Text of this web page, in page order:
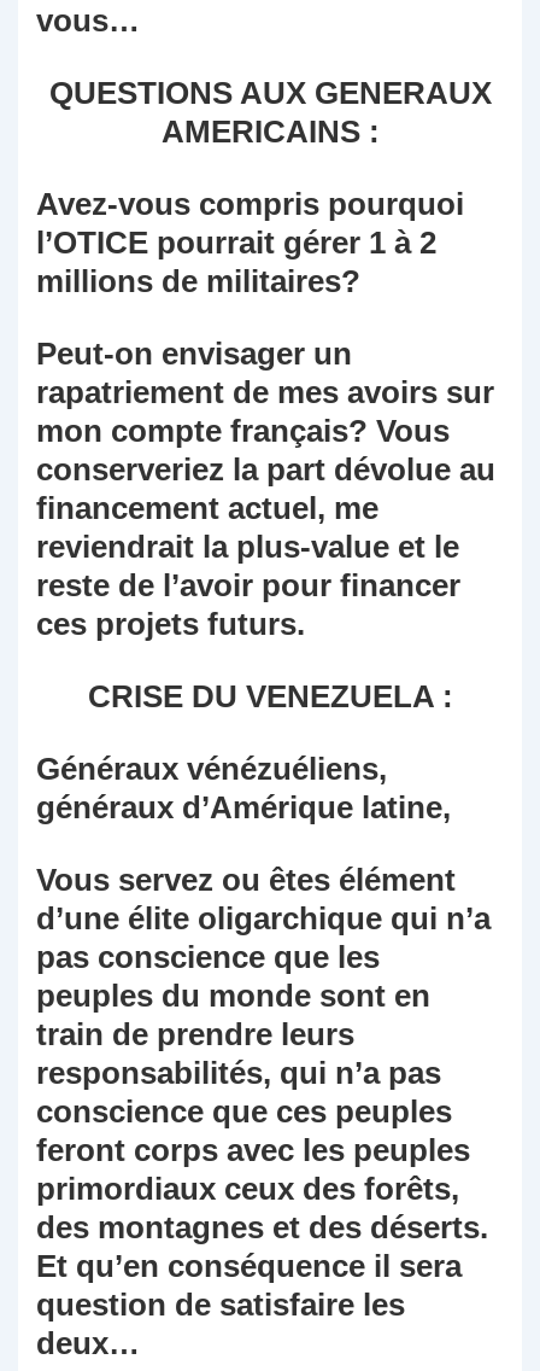
vous…
QUESTIONS AUX GENERAUX
AMERICAINS :
Avez-vous compris pourquoi
l’OTICE pourrait gérer 1 à 2
millions de militaires?
Peut-on envisager un
rapatriement de mes avoirs sur
mon compte français? Vous
conserveriez la part dévolue au
financement actuel, me
reviendrait la plus-value et le
reste de l’avoir pour financer
ces projets futurs.
CRISE DU VENEZUELA :
Généraux vénézuéliens,
généraux d’Amérique latine,
Vous servez ou êtes élément
d’une élite oligarchique qui n’a
pas conscience que les
peuples du monde sont en
train de prendre leurs
responsabilités, qui n’a pas
conscience que ces peuples
feront corps avec les peuples
primordiaux ceux des forêts,
des montagnes et des déserts.
Et qu’en conséquence il sera
question de satisfaire les
deux…